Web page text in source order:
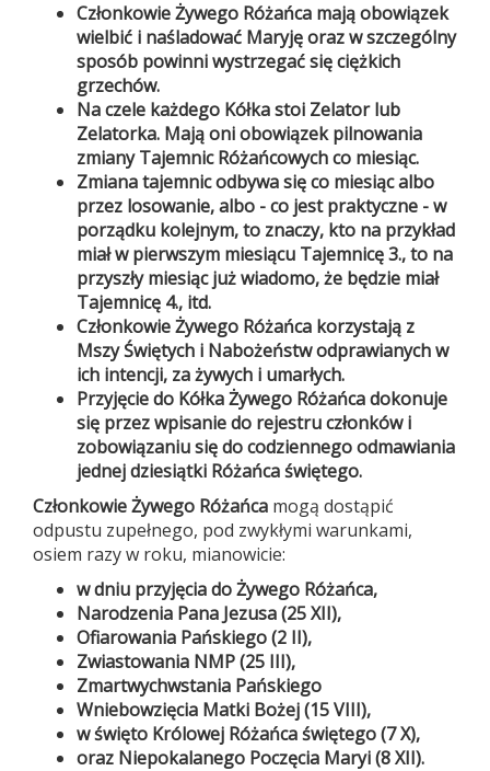
Członkowie Żywego Różańca mają obowiązek
wielbić i naśladować Maryję oraz w szczególny
sposób powinni wystrzegać się ciężkich
grzechów.
Na czele każdego Kółka stoi Zelator lub
Zelatorka. Mają oni obowiązek pilnowania
zmiany Tajemnic Różańcowych co miesiąc.
Zmiana tajemnic odbywa się co miesiąc albo
przez losowanie, albo - co jest praktyczne - w
porządku kolejnym, to znaczy, kto na przykład
miał w pierwszym miesiącu Tajemnicę 3., to na
przyszły miesiąc już wiadomo, że będzie miał
Tajemnicę 4., itd.
Członkowie Żywego Różańca korzystają z
Mszy Świętych i Nabożeństw odprawianych w
ich intencji, za żywych i umarłych.
Przyjęcie do Kółka Żywego Różańca dokonuje
się przez wpisanie do rejestru członków i
zobowiązaniu się do codziennego odmawiania
jednej dziesiątki Różańca świętego.
Członkowie Żywego Różańca mogą dostąpić
odpustu zupełnego, pod zwykłymi warunkami,
osiem razy w roku, mianowicie:
w dniu przyjęcia do Żywego Różańca,
Narodzenia Pana Jezusa (25 XII),
Ofiarowania Pańskiego (2 II),
Zwiastowania NMP (25 III),
Zmartwychwstania Pańskiego
Wniebowzięcia Matki Bożej (15 VIII),
w święto Królowej Różańca świętego (7 X),
oraz Niepokalanego Poczęcia Maryi (8 XII).